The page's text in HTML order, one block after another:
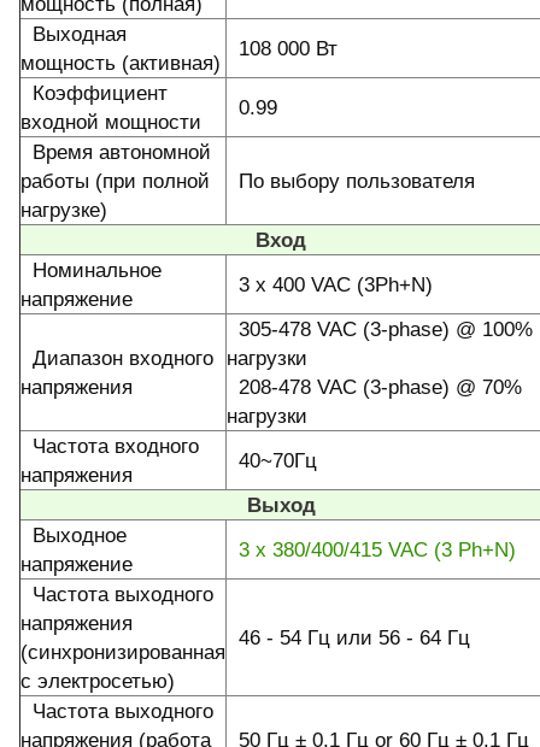
Выходная
мощность (активная)
108 000 Вт
Коэффициент
входной мощности
0.99
Время автономной
работы (при полной
нагрузке)
По выбору пользователя
Вход
Номинальное
напряжение
3 x 400 VAC (3Ph+N)
Диапазон входного
напряжения
305-478 VAC (3-phase) @ 100%
нагрузки
208-478 VAC (3-phase) @ 70%
нагрузки
Частота входного
напряжения
40~70Гц
Выход
Выходное
напряжение
3 x 380/400/415 VAC (3 Ph+N)
Частота выходного
напряжения
(синхронизированная
с электросетью)
46 - 54 Гц или 56 - 64 Гц
Частота выходного
напряжения (работа
50 Гц ± 0.1 Гц or 60 Гц ± 0.1 Гц